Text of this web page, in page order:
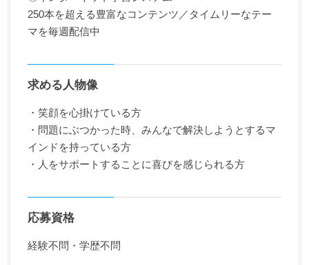
250本を超える豊富なコンテンツ／タイムリーなテー
マを毎週配信中
求める人物像
・笑顔を心掛けている方
・問題にぶつかった時、みんなで解決しようとするマ
インドを持っている方
・人をサポートすることに喜びを感じられる方
応募資格
経験不問・学歴不問